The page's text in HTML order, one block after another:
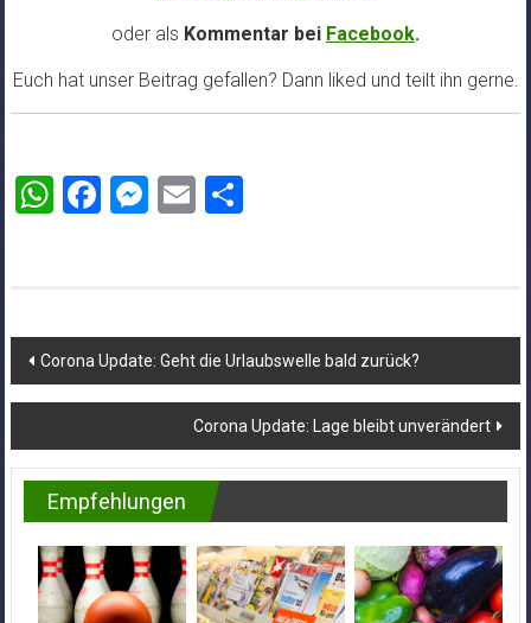
oder als Kommentar bei Facebook.
Euch hat unser Beitrag gefallen? Dann liked und teilt ihn gerne.
WhatsApp
Facebook
Messenger
EmailTeilen
Beitragsnavigation
Corona Update: Geht die Urlaubswelle bald zurück?
Corona Update: Lage bleibt unverändert
Empfehlungen